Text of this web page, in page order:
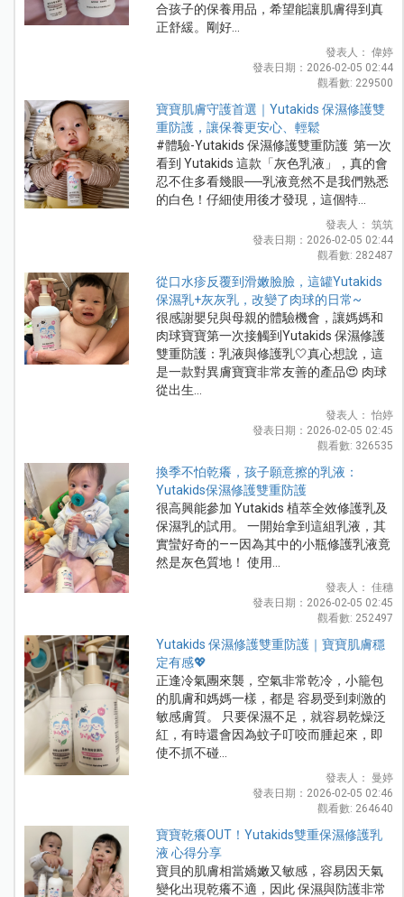
合孩子的保養用品，希望能讓肌膚得到真
正舒緩。剛好...
發表人： 偉婷
發表日期：2026-02-05 02:44
觀看數: 229500
寶寶肌膚守護首選｜Yutakids 保濕修護雙
重防護，讓保養更安心、輕鬆
#體驗-Yutakids 保濕修護雙重防護 第一次
看到 Yutakids 這款「灰色乳液」，真的會
忍不住多看幾眼──乳液竟然不是我們熟悉
的白色！仔細使用後才發現，這個特...
發表人： 筑筑
發表日期：2026-02-05 02:44
觀看數: 282487
從口水疹反覆到滑嫩臉臉，這罐Yutakids
保濕乳+灰灰乳，改變了肉球的日常~
很感謝嬰兒與母親的體驗機會，讓媽媽和
肉球寶寶第一次接觸到Yutakids 保濕修護
雙重防護：乳液與修護乳🤍真心想說，這
是一款對異膚寶寶非常友善的產品😍 肉球
從出生...
發表人： 怡婷
發表日期：2026-02-05 02:45
觀看數: 326535
換季不怕乾癢，孩子願意擦的乳液：
Yutakids保濕修護雙重防護
很高興能參加 Yutakids 植萃全效修護乳及
保濕乳的試用。 一開始拿到這組乳液，其
實蠻好奇的——因為其中的小瓶修護乳液竟
然是灰色質地！ 使用...
發表人： 佳穗
發表日期：2026-02-05 02:45
觀看數: 252497
Yutakids 保濕修護雙重防護｜寶寶肌膚穩
定有感💖
正逢冷氣團來襲，空氣非常乾冷，小籠包
的肌膚和媽媽一樣，都是 容易受到刺激的
敏感膚質。 只要保濕不足，就容易乾燥泛
紅，有時還會因為蚊子叮咬而腫起來，即
使不抓不碰...
發表人： 曼婷
發表日期：2026-02-05 02:46
觀看數: 264640
寶寶乾癢OUT！Yutakids雙重保濕修護乳
液 心得分享
寶貝的肌膚相當嬌嫩又敏感，容易因天氣
變化出現乾癢不適，因此 保濕與防護非常